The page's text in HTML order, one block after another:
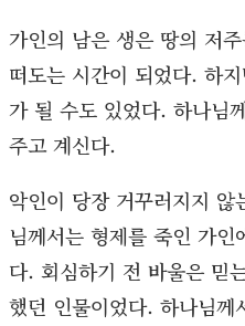
가인의 남은 생은 땅의 저
떠도는 시간이 되었다. 하
가 될 수도 있었다. 하나님
주고 계신다.
악인이 당장 거꾸러지지
님께서는 형제를 죽인 가
다. 회심하기 전 바울은 믿
했던 인물이었다. 하나님